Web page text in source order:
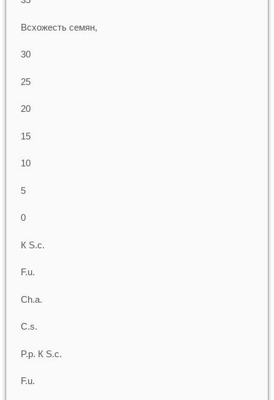
Всхожесть семян,
30
25
20
15
10
5
0
К S.c.
F.u.
Ch.a.
C.s.
P.p. К S.c.
F.u.